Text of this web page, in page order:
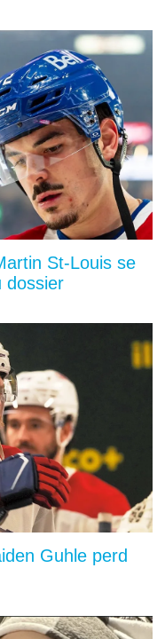
St-Louis se
dossier
Guhle perd